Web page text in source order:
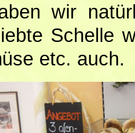
wir
Schelle
etc. auch.